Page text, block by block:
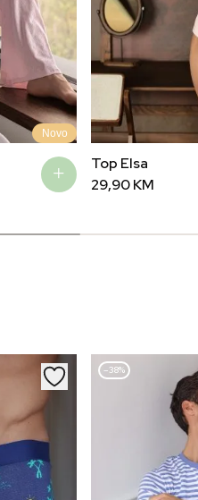
Novo
Top Elsa
29,90KM
–38%